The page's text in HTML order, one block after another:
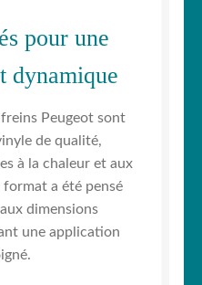
pour une
dynamique
Peugeot sont
de qualité,
à la chaleur et aux
a été pensé
dimensions
une application